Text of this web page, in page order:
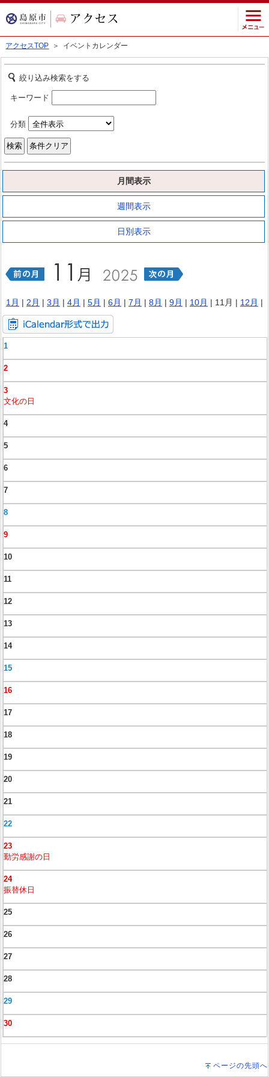
アクセスTOP ＞ イベントカレンダー
絞り込み検索をする
キーワード
分類
月間表示
週間表示
日別表示
1月 | 2月 | 3月 | 4月 | 5月 | 6月 | 7月 | 8月 | 9月 | 10月 | 11月 | 12月 |
1
2
3
文化の日
4
5
6
7
8
9
10
11
12
13
14
15
16
17
18
19
20
21
22
23
勤労感謝の日
24
振替休日
25
26
27
28
29
30
ページの先頭へ